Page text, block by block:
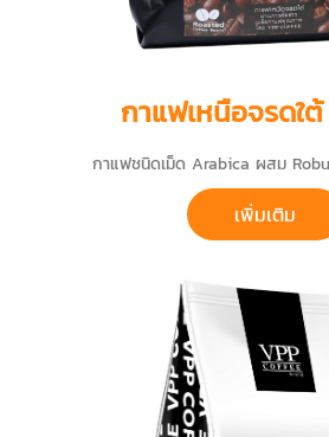
กาแฟเหนือจรดใ
กาแฟชนิดเม็ด Arabica ผสม
เพิ่มเติม